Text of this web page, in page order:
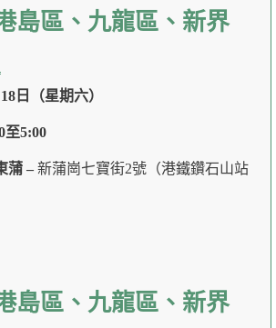
島區、九龍區、新界
日（星期六）
至5:00
蒲 – 新蒲崗七寶街2號（港鐵鑽石山站
島區、九龍區、新界